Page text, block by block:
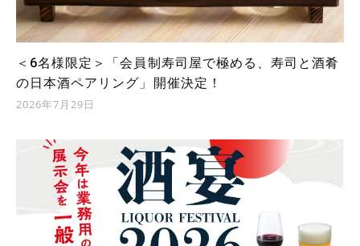
＜6名様限定＞「会員制寿司屋で極める、寿司と酒肴
の日本酒ペアリング」開催決定！
2026年7月29日